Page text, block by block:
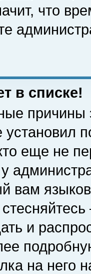
что
в списке!
причины
установил
еще не
вам
и
на него